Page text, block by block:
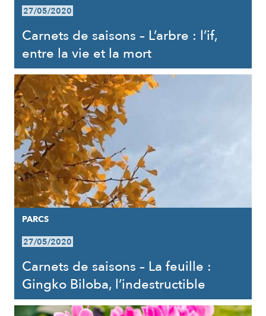
27/05/2020
Carnets de saisons – L’arbre : l’if,
entre la vie et la mort
PARCS
27/05/2020
Carnets de saisons – La feuille :
Gingko Biloba, l’indestructible